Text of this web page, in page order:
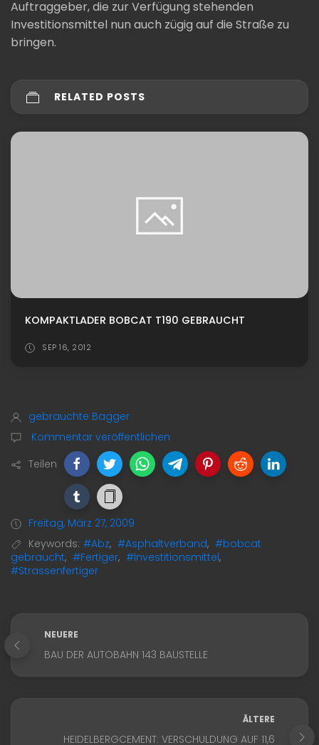
Auftraggeber, die zur Verfügung stehenden
Investitionsmittel nun auch zügig auf die Straße zu
bringen.
RELATED POSTS
KOMPAKTLADER BOBCAT T190 GEBRAUCHT
SEP 16, 2012
gebrauchte Bagger
Kommentar veröffentlichen
Teilen
Freitag, März 27, 2009
Keywords: #Abz, #Asphaltverband, #bobcat
gebraucht, #Fertiger, #Investitionsmittel,
#Strassenfertiger
NEUERE
BAU DER AUTOBAHN 143 BAUSTELLE
ÄLTERE
HEIDELBERGCEMENT: VERSCHULDUNG AUF 11,6